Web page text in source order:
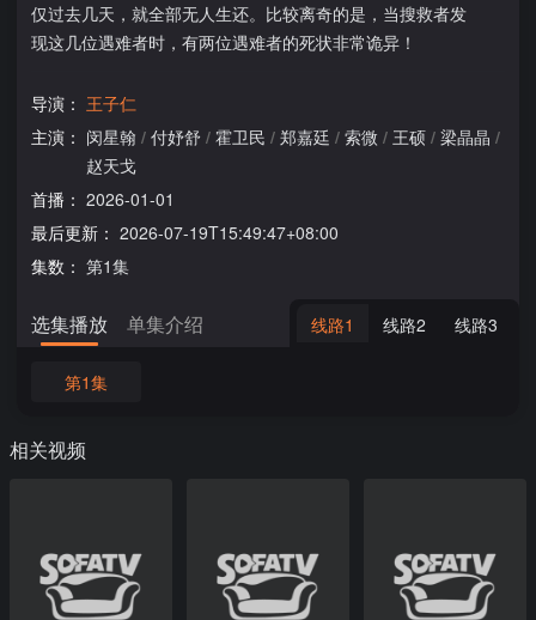
仅过去几天，就全部无人生还。比较离奇的是，当搜救者发
现这几位遇难者时，有两位遇难者的死状非常诡异！
导演： 王子仁
主演： 闵星翰 / 付妤舒 / 霍卫民 / 郑嘉廷 / 索微 / 王硕 / 梁晶晶 /
赵天戈
首播： 2026-01-01
最后更新： 2026-07-19T15:49:47+08:00
集数： 第1集
选集播放 单集介绍 线路1 线路2 线路3
第1集
相关视频